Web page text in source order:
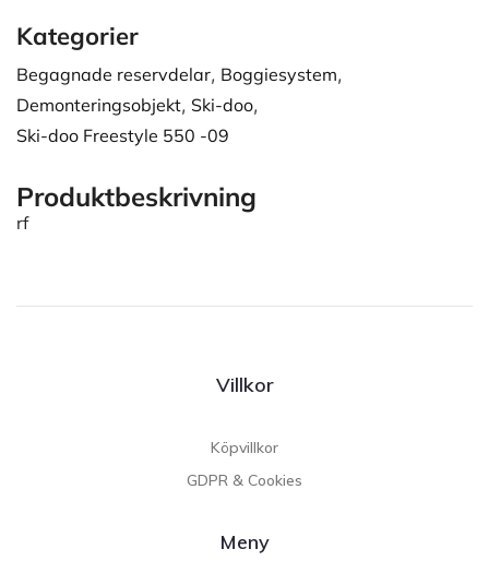
Kategorier
Begagnade reservdelar, Boggiesystem,
Demonteringsobjekt, Ski-doo,
Ski-doo Freestyle 550 -09
Produktbeskrivning
rf
Villkor
Köpvillkor
GDPR & Cookies
Meny